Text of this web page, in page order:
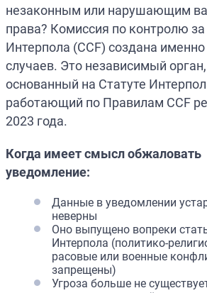
незаконным или нарушающим
права? Комиссия по контролю
Интерпола (CCF) создана
случаев. Это независимый орган,
основанный на Статуте
работающий по Правилам CCF
2023 года.
Когда имеет смысл обжаловать
уведомление:
Данные в уведомлении
неверны
Оно выпущено вопреки
Интерпола (политико-
расовые или военные
запрещены)
Угроза больше не